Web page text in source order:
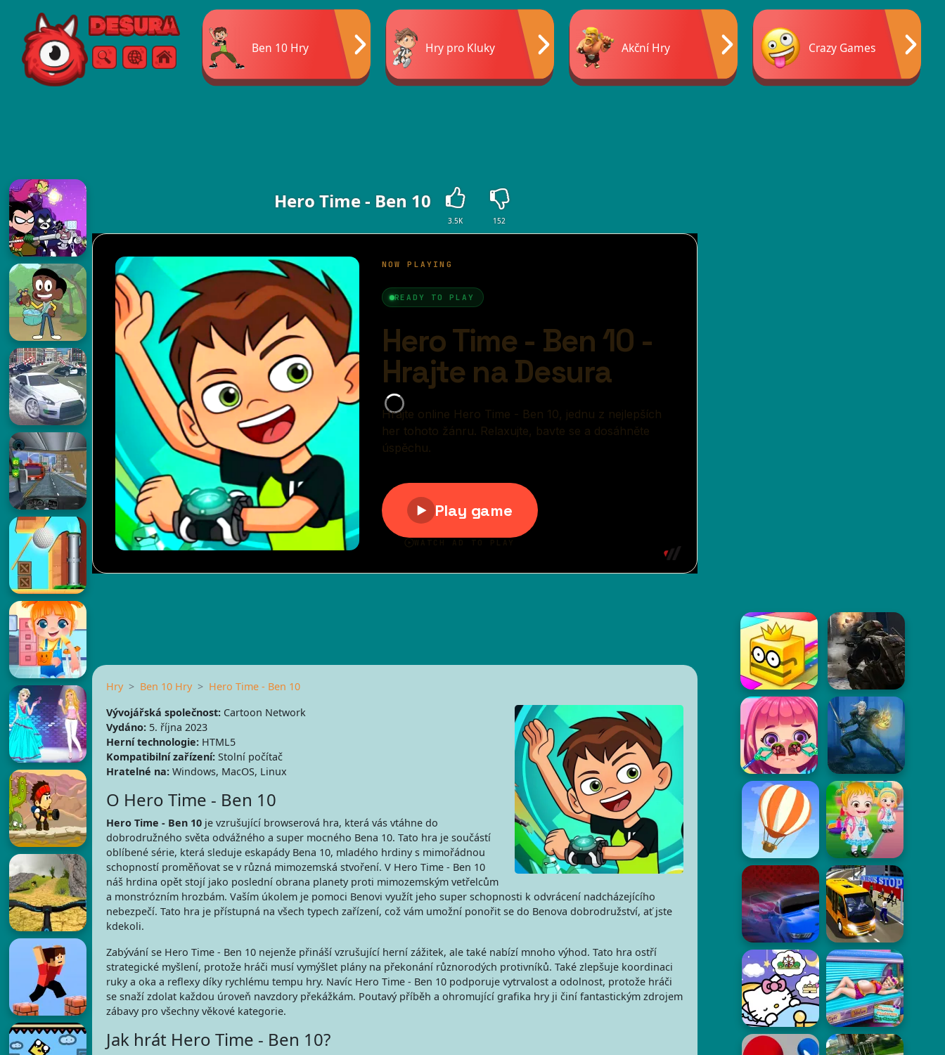
Free Online Games
Vyhledávání
Menu
Ben 10 Hry Hry pro Kluky Akční Hry Crazy Games
Hero Time - Ben 10
3.5K 152
Hry Ben 10 Hry
Hero Time - Ben 10
Vývojářská společnost:Cartoon Network
Vydáno:5. října 2023
Herní technologie:HTML5
Kompatibilní zařízení:Stolní počítač
Hratelné na:Windows, MacOS, Linux
O Hero Time - Ben 10
Hero Time - Ben 10je vzrušující browserová hra, která vás vtáhne do
dobrodružného světa odvážného a super mocného Bena 10. Tato hra je součástí
oblíbené série, která sleduje eskapády Bena 10, mladého hrdiny s mimořádnou
schopností proměňovat se v různá mimozemská stvoření. V Hero Time - Ben 10
náš hrdina opět stojí jako poslední obrana planety proti mimozemským vetřelcům
a monstrózním hrozbám. Vaším úkolem je pomoci Benovi využít jeho super schopnosti k odvrácení nadcházejícího
nebezpečí. Tato hra je přístupná na všech typech zařízení, což vám umožní ponořit se do Benova dobrodružství, ať jste
kdekoli.
Zabývání se Hero Time - Ben 10 nejenže přináší vzrušující herní zážitek, ale také nabízí mnoho výhod. Tato hra ostří
strategické myšlení, protože hráči musí vymýšlet plány na překonání různorodých protivníků. Také zlepšuje koordinaci
ruky a oka a reflexy díky rychlému tempu hry. Navíc Hero Time - Ben 10 podporuje vytrvalost a odolnost, protože hráči
se snaží zdolat každou úroveň navzdory překážkám. Poutavý příběh a ohromující grafika hry ji činí fantastickým zdrojem
zábavy pro všechny věkové kategorie.
Jak hrát Hero Time - Ben 10?